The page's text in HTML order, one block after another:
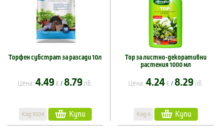
Торфен субстрат за разсади 10л
Цена: 4.49 € / 8.79 лв.
Код:9304 Купи
Тор за листно-декоративни
растения 1000 мл
Цена: 4.24 € / 8.29 лв.
Код:4 Купи